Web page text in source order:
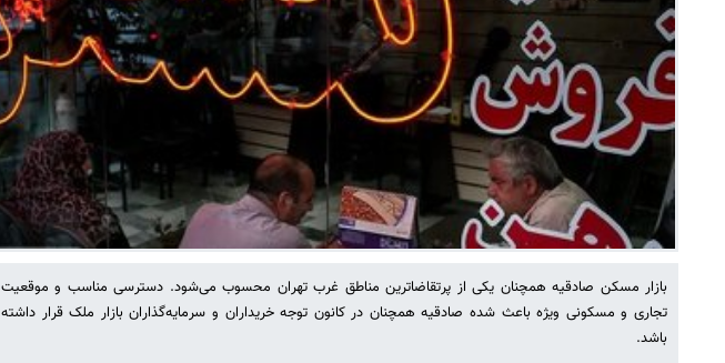
بازار مسکن صادقیه همچنان یکی از پرتقاضاترین مناطق غرب تهران محسوب می‌شود. دسترسی مناسب و موقعیت
تجاری و مسکونی ویژه باعث شده صادقیه همچنان در کانون توجه خریداران و سرمایه‌گذاران بازار ملک قرار داشته
باشد.